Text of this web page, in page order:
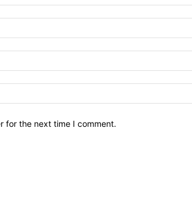
for the next time I comment.